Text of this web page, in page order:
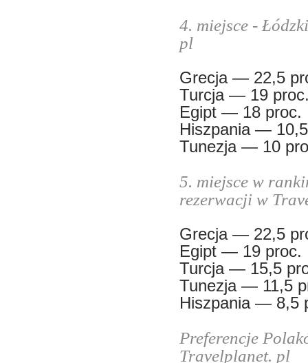
4. miejsce -
pl
Grecja — 22,5
Turcja — 19
Egipt — 18 proc.
Hiszpania —
Tunezja — 10
5. miejsce w
rezerwacji w
Grecja — 22,5
Egipt — 19 proc.
Turcja — 15,5
Tunezja — 11,5
Hiszpania — 8,5
Preferencje
Travelplanet. pl